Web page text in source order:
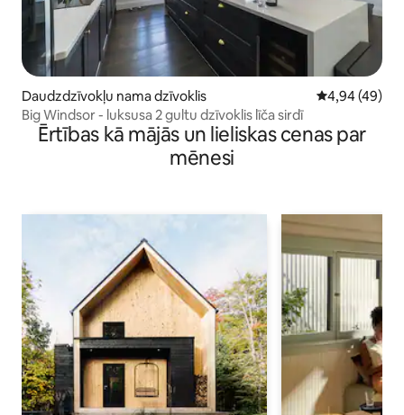
Daudzdzīvokļu nama dzīvoklis Vidējais
4,94 (49)
Big Windsor - luksusa 2 gultu dzīvoklis līča sirdī
Ērtības kā mājās un lieliskas cenas par
mēnesi